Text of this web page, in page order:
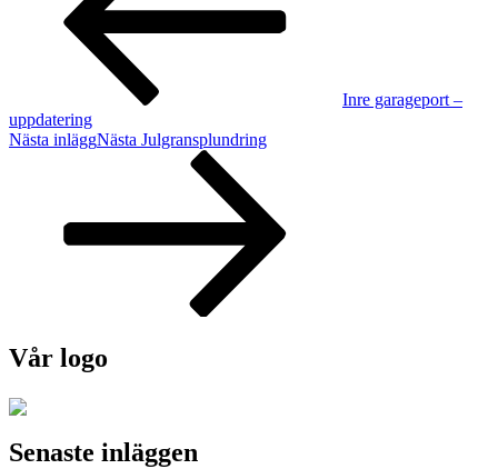
Inre garageport –
uppdatering
Nästa inläggNästa Julgransplundring
Vår logo
Senaste inläggen